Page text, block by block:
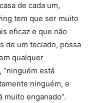
de cada um,
tem que ser muito
eficaz e que não
de um teclado, possa
qualquer
“ninguém está
ninguém, e
muito enganado”.